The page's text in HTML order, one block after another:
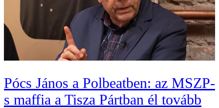
Pócs János a Polbeatben: az MSZP-
s maffia a Tisza Pártban él tovább